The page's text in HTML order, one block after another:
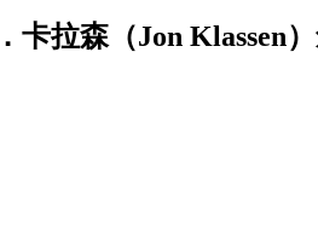
卡拉森（Jon Klassen